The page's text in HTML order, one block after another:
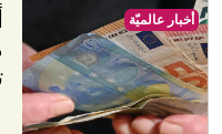
أخبار عالميّة